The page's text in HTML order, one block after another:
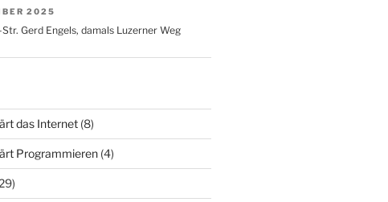
2025
Gerd Engels, damals Luzerner Weg
das Internet(8)
Programmieren(4)